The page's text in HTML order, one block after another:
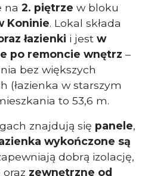
na 2. piętrze w bloku
Koninie. Lokal składa
łazienki i jest w
po remoncie wnętrz –
bez większych
(łazienka w starszym
to 53,6 m.
znajdują się panele,
wykończone są
dobrą izolację,
oraz zewnętrzne od